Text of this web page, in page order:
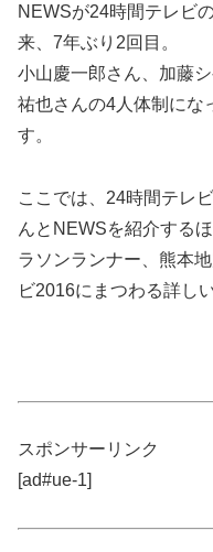
NEWSが24時間テレビ
来、7年ぶり2回目。
小山慶一郎さん、加藤
祐也さんの4人体制にな
す。
ここでは、24時間テレ
んとNEWSを紹介する
ラソンランナー、熊本
ビ2016にまつわる詳し
スポンサーリンク
[ad#ue-1]